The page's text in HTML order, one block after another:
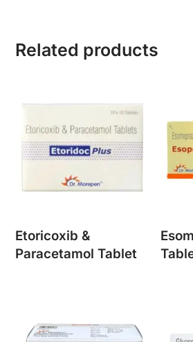
Related products
Etoricoxib &
Paracetamol Tablet